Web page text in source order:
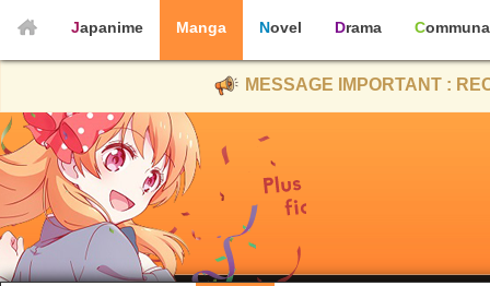
Japanime Manga Novel Drama
MESSAGE IMPORTANT :